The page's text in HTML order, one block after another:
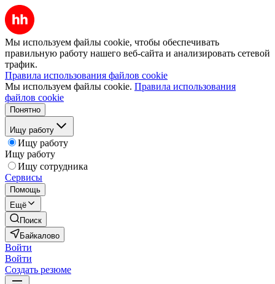
Мы используем файлы cookie, чтобы обеспечивать
правильную работу нашего веб-сайта и анализировать сетевой
трафик.
Правила использования файлов cookie
Мы используем файлы cookie. Правила использования
файлов cookie
Понятно
Ищу работу
Ищу работу
Ищу работу
Ищу сотрудника
Сервисы
Помощь
Ещё
Поиск
Байкалово
Войти
Войти
Создать резюме